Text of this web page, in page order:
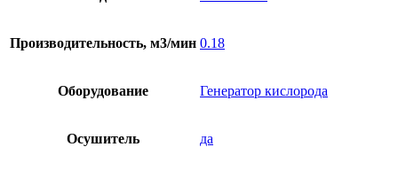
Производительность, м3/мин 0.18
Оборудование Генератор кислорода
Осушитель да